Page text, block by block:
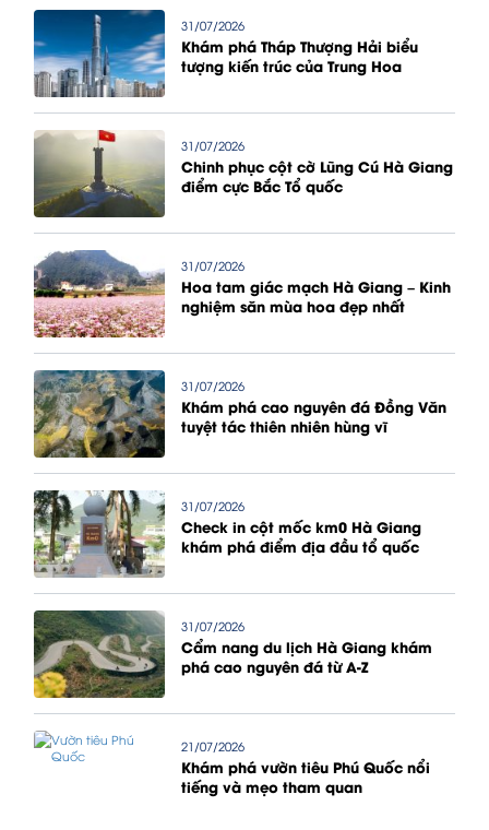
31/07/2026
Khám phá Tháp Thượng Hải biểu
tượng kiến trúc của Trung Hoa
31/07/2026
Chinh phục cột cờ Lũng Cú Hà Giang
điểm cực Bắc Tổ quốc
31/07/2026
Hoa tam giác mạch Hà Giang – Kinh
nghiệm săn mùa hoa đẹp nhất
31/07/2026
Khám phá cao nguyên đá Đồng Văn
tuyệt tác thiên nhiên hùng vĩ
31/07/2026
Check in cột mốc km0 Hà Giang
khám phá điểm địa đầu tổ quốc
31/07/2026
Cẩm nang du lịch Hà Giang khám
phá cao nguyên đá từ A-Z
21/07/2026
Khám phá vườn tiêu Phú Quốc nổi
tiếng và mẹo tham quan